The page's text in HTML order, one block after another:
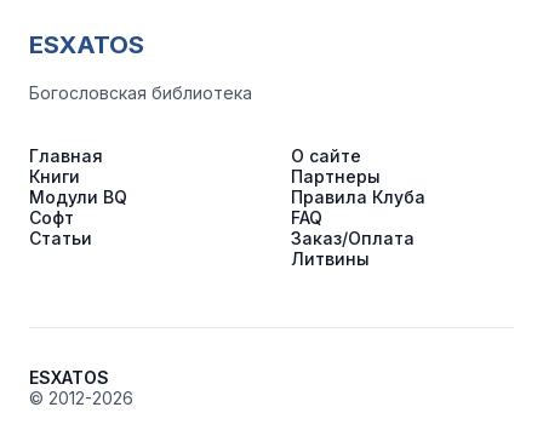
ESXATOS
Богословская библиотека
Главная
Книги
Модули BQ
Софт
Статьи
О сайте
Партнеры
Правила Клуба
FAQ
Заказ/Оплата
Литвины
ESXATOS
© 2012-2026